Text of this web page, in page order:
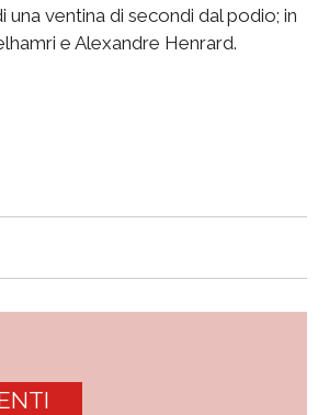
ventina di secondi dal podio; in
e Alexandre Henrard.